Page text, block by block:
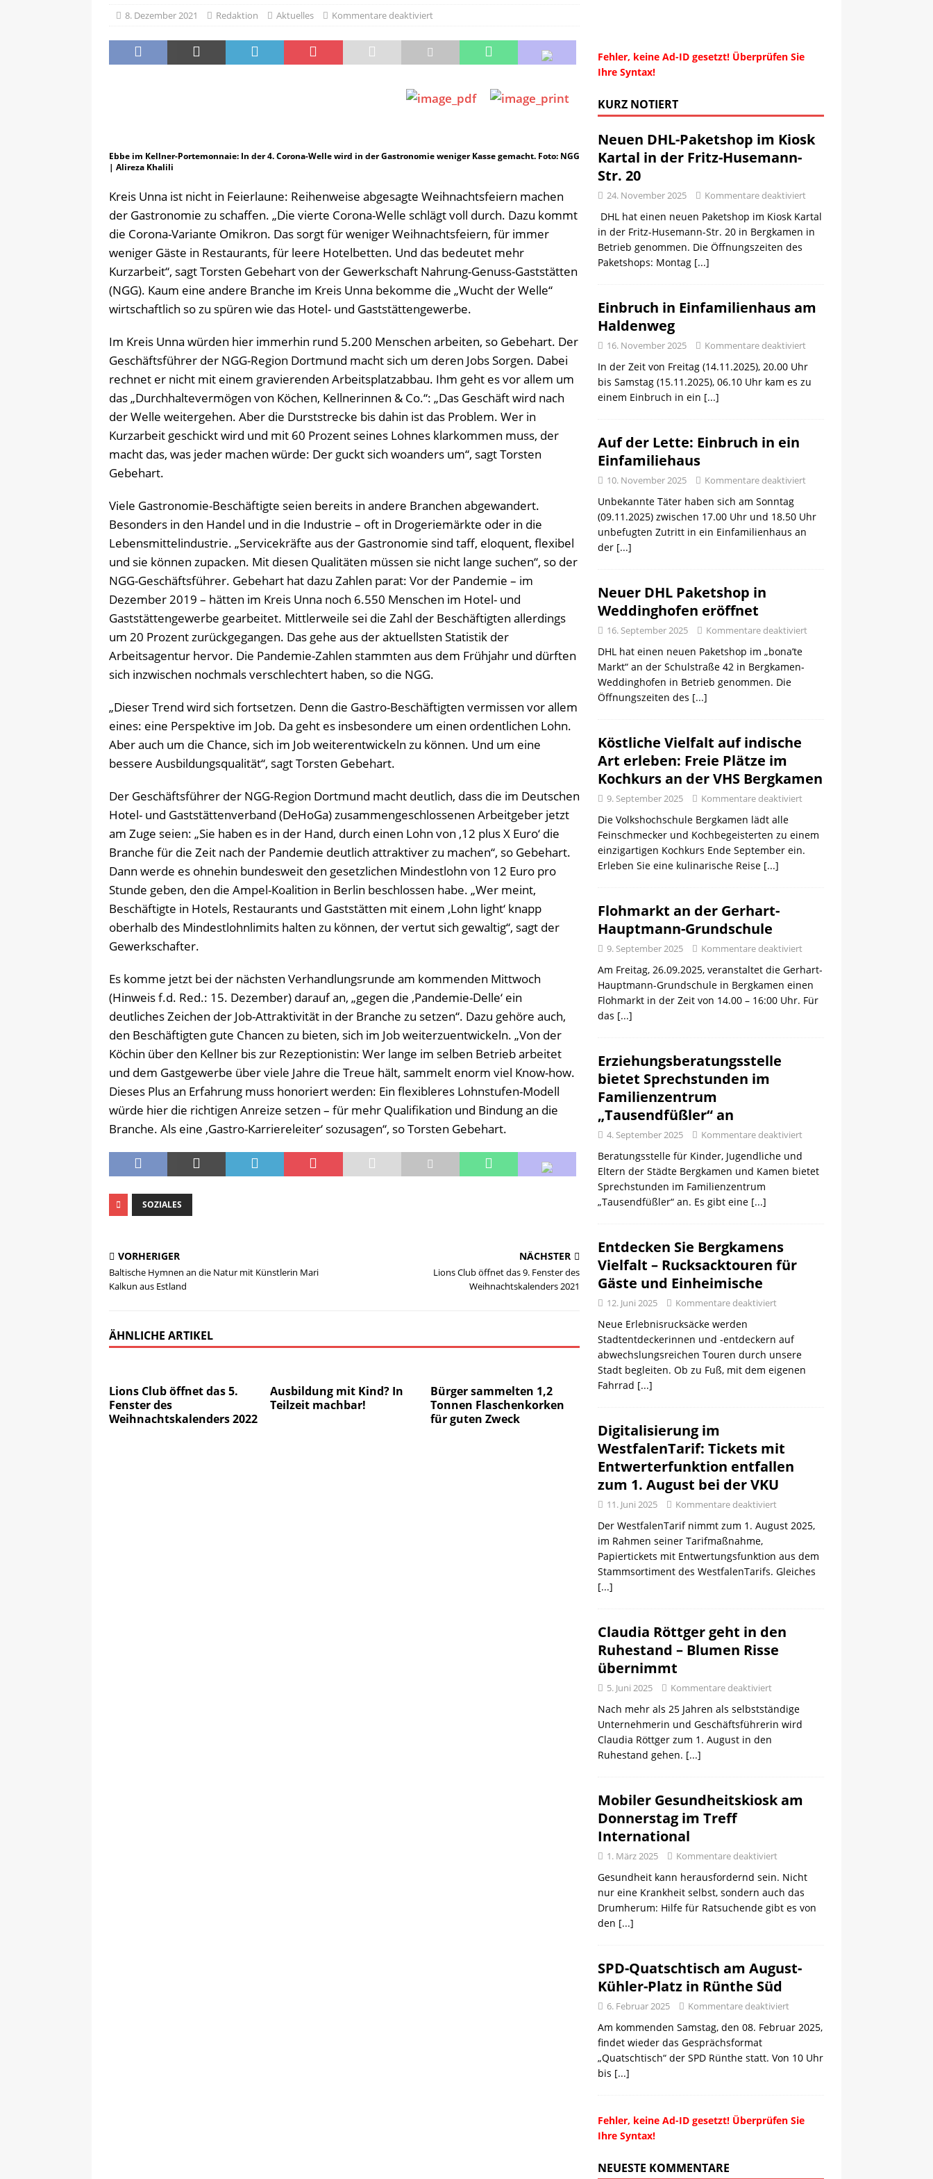
[ 6. August 2026 ]
Pflege- und Wohnberatung im Gemeindebüro an der Christuskirche in Rünthe
AKTUELLES
8. Dezember 2021 Redaktion Aktuelles Kommentare deaktiviert
Ebbe im Kellner-Portemonnaie: In der 4. Corona-Welle wird in der Gastronomie weniger Kasse gemacht. Foto: NGG
| Alireza Khalili
Kreis Unna ist nicht in Feierlaune: Reihenweise abgesagte Weihnachtsfeiern machen
der Gastronomie zu schaffen. „Die vierte Corona-Welle schlägt voll durch. Dazu kommt
die Corona-Variante Omikron. Das sorgt für weniger Weihnachtsfeiern, für immer
weniger Gäste in Restaurants, für leere Hotelbetten. Und das bedeutet mehr
Kurzarbeit“, sagt Torsten Gebehart von der Gewerkschaft Nahrung-Genuss-Gaststätten
(NGG). Kaum eine andere Branche im Kreis Unna bekomme die „Wucht der Welle“
wirtschaftlich so zu spüren wie das Hotel- und Gaststättengewerbe.
Im Kreis Unna würden hier immerhin rund 5.200 Menschen arbeiten, so Gebehart. Der
Geschäftsführer der NGG-Region Dortmund macht sich um deren Jobs Sorgen. Dabei
rechnet er nicht mit einem gravierenden Arbeitsplatzabbau. Ihm geht es vor allem um
das „Durchhaltevermögen von Köchen, Kellnerinnen & Co.“: „Das Geschäft wird nach
der Welle weitergehen. Aber die Durststrecke bis dahin ist das Problem. Wer in
Kurzarbeit geschickt wird und mit 60 Prozent seines Lohnes klarkommen muss, der
macht das, was jeder machen würde: Der guckt sich woanders um“, sagt Torsten
Gebehart.
Viele Gastronomie-Beschäftigte seien bereits in andere Branchen abgewandert.
Besonders in den Handel und in die Industrie – oft in Drogeriemärkte oder in die
Lebensmittelindustrie. „Servicekräfte aus der Gastronomie sind taff, eloquent, flexibel
und sie können zupacken. Mit diesen Qualitäten müssen sie nicht lange suchen“, so der
NGG-Geschäftsführer. Gebehart hat dazu Zahlen parat: Vor der Pandemie – im
Dezember 2019 – hätten im Kreis Unna noch 6.550 Menschen im Hotel- und
Gaststättengewerbe gearbeitet. Mittlerweile sei die Zahl der Beschäftigten allerdings
um 20 Prozent zurückgegangen. Das gehe aus der aktuellsten Statistik der
Arbeitsagentur hervor. Die Pandemie-Zahlen stammten aus dem Frühjahr und dürften
sich inzwischen nochmals verschlechtert haben, so die NGG.
„Dieser Trend wird sich fortsetzen. Denn die Gastro-Beschäftigten vermissen vor allem
eines: eine Perspektive im Job. Da geht es insbesondere um einen ordentlichen Lohn.
Aber auch um die Chance, sich im Job weiterentwickeln zu können. Und um eine
bessere Ausbildungsqualität“, sagt Torsten Gebehart.
Der Geschäftsführer der NGG-Region Dortmund macht deutlich, dass die im Deutschen
Hotel- und Gaststättenverband (DeHoGa) zusammengeschlossenen Arbeitgeber jetzt
am Zuge seien: „Sie haben es in der Hand, durch einen Lohn von ‚12 plus X Euro‘ die
Branche für die Zeit nach der Pandemie deutlich attraktiver zu machen“, so Gebehart.
Dann werde es ohnehin bundesweit den gesetzlichen Mindestlohn von 12 Euro pro
Stunde geben, den die Ampel-Koalition in Berlin beschlossen habe. „Wer meint,
Beschäftigte in Hotels, Restaurants und Gaststätten mit einem ‚Lohn light‘ knapp
oberhalb des Mindestlohnlimits halten zu können, der vertut sich gewaltig“, sagt der
Gewerkschafter.
Es komme jetzt bei der nächsten Verhandlungsrunde am kommenden Mittwoch
(Hinweis f.d. Red.: 15. Dezember) darauf an, „gegen die ‚Pandemie-Delle‘ ein
deutliches Zeichen der Job-Attraktivität in der Branche zu setzen“. Dazu gehöre auch,
den Beschäftigten gute Chancen zu bieten, sich im Job weiterzuentwickeln. „Von der
Köchin über den Kellner bis zur Rezeptionistin: Wer lange im selben Betrieb arbeitet
und dem Gastgewerbe über viele Jahre die Treue hält, sammelt enorm viel Know-how.
Dieses Plus an Erfahrung muss honoriert werden: Ein flexibleres Lohnstufen-Modell
würde hier die richtigen Anreize setzen – für mehr Qualifikation und Bindung an die
Branche. Als eine ‚Gastro-Karriereleiter‘ sozusagen“, so Torsten Gebehart.
SOZIALES
VORHERIGER
Baltische Hymnen an die Natur mit Künstlerin Mari
Kalkun aus Estland
NÄCHSTER
Lions Club öffnet das 9. Fenster des
Weihnachtskalenders 2021
ÄHNLICHE ARTIKEL
Lions Club öffnet das 5.
Fenster des
Weihnachtskalenders 2022
Ausbildung mit Kind? In
Teilzeit machbar!
Bürger sammelten 1,2
Tonnen Flaschenkorken
für guten Zweck
Fehler, keine Ad-ID gesetzt! Überprüfen Sie
Ihre Syntax!
KURZ NOTIERT
Neuen DHL-Paketshop im Kiosk
Kartal in der Fritz-Husemann-
Str. 20
24. November 2025 Kommentare deaktiviert
DHL hat einen neuen Paketshop im Kiosk Kartal
in der Fritz-Husemann-Str. 20 in Bergkamen in
Betrieb genommen. Die Öffnungszeiten des
Paketshops: Montag [...]
Einbruch in Einfamilienhaus am
Haldenweg
16. November 2025 Kommentare deaktiviert
In der Zeit von Freitag (14.11.2025), 20.00 Uhr
bis Samstag (15.11.2025), 06.10 Uhr kam es zu
einem Einbruch in ein [...]
Auf der Lette: Einbruch in ein
Einfamiliehaus
10. November 2025 Kommentare deaktiviert
Unbekannte Täter haben sich am Sonntag
(09.11.2025) zwischen 17.00 Uhr und 18.50 Uhr
unbefugten Zutritt in ein Einfamilienhaus an
der [...]
Neuer DHL Paketshop in
Weddinghofen eröffnet
16. September 2025 Kommentare deaktiviert
DHL hat einen neuen Paketshop im „bona’te
Markt“ an der Schulstraße 42 in Bergkamen-
Weddinghofen in Betrieb genommen. Die
Öffnungszeiten des [...]
Köstliche Vielfalt auf indische
Art erleben: Freie Plätze im
Kochkurs an der VHS Bergkamen
9. September 2025 Kommentare deaktiviert
Die Volkshochschule Bergkamen lädt alle
Feinschmecker und Kochbegeisterten zu einem
einzigartigen Kochkurs Ende September ein.
Erleben Sie eine kulinarische Reise [...]
Flohmarkt an der Gerhart-
Hauptmann-Grundschule
9. September 2025 Kommentare deaktiviert
Am Freitag, 26.09.2025, veranstaltet die Gerhart-
Hauptmann-Grundschule in Bergkamen einen
Flohmarkt in der Zeit von 14.00 – 16:00 Uhr. Für
das [...]
Erziehungsberatungsstelle
bietet Sprechstunden im
Familienzentrum
„Tausendfüßler“ an
4. September 2025 Kommentare deaktiviert
Beratungsstelle für Kinder, Jugendliche und
Eltern der Städte Bergkamen und Kamen bietet
Sprechstunden im Familienzentrum
„Tausendfüßler“ an. Es gibt eine [...]
Entdecken Sie Bergkamens
Vielfalt – Rucksacktouren für
Gäste und Einheimische
12. Juni 2025 Kommentare deaktiviert
Neue Erlebnisrucksäcke werden
Stadtentdeckerinnen und -entdeckern auf
abwechslungsreichen Touren durch unsere
Stadt begleiten. Ob zu Fuß, mit dem eigenen
Fahrrad [...]
Digitalisierung im
WestfalenTarif: Tickets mit
Entwerterfunktion entfallen
zum 1. August bei der VKU
11. Juni 2025 Kommentare deaktiviert
Der WestfalenTarif nimmt zum 1. August 2025,
im Rahmen seiner Tarifmaßnahme,
Papiertickets mit Entwertungsfunktion aus dem
Stammsortiment des WestfalenTarifs. Gleiches
[...]
Claudia Röttger geht in den
Ruhestand – Blumen Risse
übernimmt
5. Juni 2025 Kommentare deaktiviert
Nach mehr als 25 Jahren als selbstständige
Unternehmerin und Geschäftsführerin wird
Claudia Röttger zum 1. August in den
Ruhestand gehen. [...]
Mobiler Gesundheitskiosk am
Donnerstag im Treff
International
1. März 2025 Kommentare deaktiviert
Gesundheit kann herausfordernd sein. Nicht
nur eine Krankheit selbst, sondern auch das
Drumherum: Hilfe für Ratsuchende gibt es von
den [...]
SPD-Quatschtisch am August-
Kühler-Platz in Rünthe Süd
6. Februar 2025 Kommentare deaktiviert
Am kommenden Samstag, den 08. Februar 2025,
findet wieder das Gesprächsformat
„Quatschtisch“ der SPD Rünthe statt. Von 10 Uhr
bis [...]
Fehler, keine Ad-ID gesetzt! Überprüfen Sie
Ihre Syntax!
NEUESTE KOMMENTARE